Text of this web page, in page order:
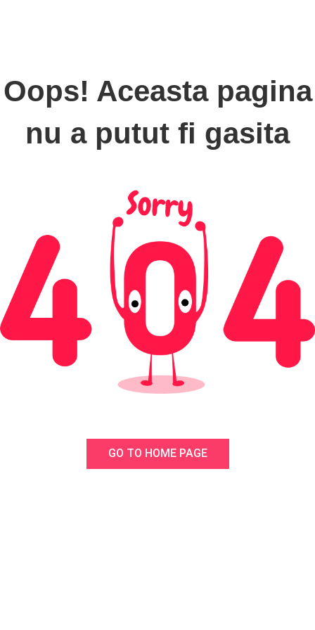
Oops! Aceasta pagina
nu a putut fi gasita
GO TO HOME PAGE